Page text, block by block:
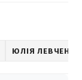
ЮЛІЯ ЛЕВЧЕНКО